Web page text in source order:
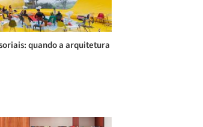
quando a arquitetura